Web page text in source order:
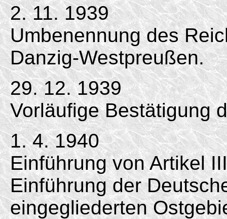
2. 11. 1939
Umbenennung des
Danzig-Westpreußen.
29. 12. 1939
Vorläufige Bestätigung
1. 4. 1940
Einführung von Artikel III
Einführung der
eingegliederten